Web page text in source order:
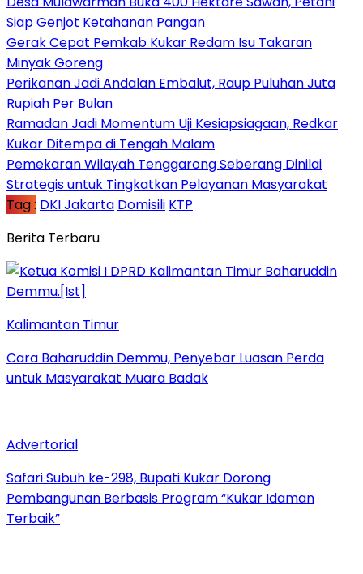
Siap Genjot Ketahanan Pangan
Gerak Cepat Pemkab Kukar Redam Isu Takaran
Minyak Goreng
Perikanan Jadi Andalan Embalut, Raup Puluhan Juta
Rupiah Per Bulan
Ramadan Jadi Momentum Uji Kesiapsiagaan, Redkar
Kukar Ditempa di Tengah Malam
Pemekaran Wilayah Tenggarong Seberang Dinilai
Strategis untuk Tingkatkan Pelayanan Masyarakat
Tag : DKI Jakarta Domisili KTP
Berita Terbaru
Kalimantan Timur
Cara Baharuddin Demmu, Penyebar Luasan Perda
untuk Masyarakat Muara Badak
Advertorial
Safari Subuh ke-298, Bupati Kukar Dorong
Pembangunan Berbasis Program “Kukar Idaman
Terbaik”